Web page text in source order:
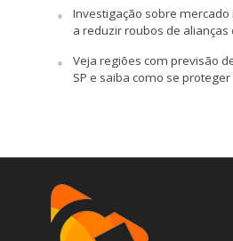
Investigação sobre
a reduzir roubos de alianças
Veja regiões com previsão
SP e saiba como se proteger